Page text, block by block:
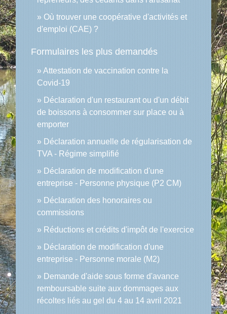
Où trouver une coopérative d'activités et
d'emploi (CAE) ?
Formulaires les plus demandés
Attestation de vaccination contre la
Covid‑19
Déclaration d'un restaurant ou d'un débit
de boissons à consommer sur place ou à
emporter
Déclaration annuelle de régularisation de
TVA - Régime simplifié
Déclaration de modification d'une
entreprise - Personne physique (P2 CM)
Déclaration des honoraires ou
commissions
Réductions et crédits d'impôt de l'exercice
Déclaration de modification d'une
entreprise - Personne morale (M2)
Demande d'aide sous forme d'avance
remboursable suite aux dommages aux
récoltes liés au gel du 4 au 14 avril 2021